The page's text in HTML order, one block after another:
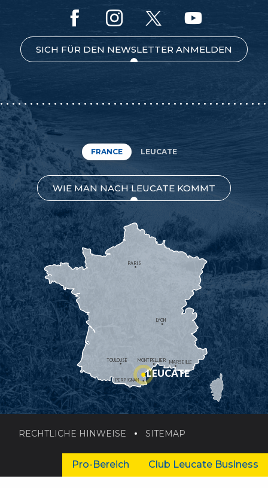
SICH FÜR DEN NEWSLETTER ANMELDEN
FRANCE LEUCATE
WIE MAN NACH LEUCATE KOMMT
MONTPELLIER
PERPIGNAN
MARSEILLE
TOULOUSE
LYON
PARIS
LEUCATE
RECHTLICHE HINWEISE SITEMAP
Pro-Bereich Club Leucate Business